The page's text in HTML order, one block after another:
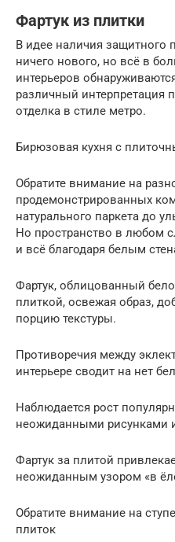
Фартук из плитки
В идее наличия защитного
ничего нового, но всё в
интерьеров
различный интерпретация
отделка в стиле метро.
Бирюзовая кухня c
Обратите внимание на
продемонстрированных
натурального паркета до
Но пространство в любом
и всё благодаря белым
Фартук, облицованный
плиткой, освежая образ,
порцию текстуры.
Противоречия между
интерьере сводит на нет
Наблюдается рост
неожиданными рисунками
Фартук за плитой
неожиданным узором «в
Обратите внимание на
плиток